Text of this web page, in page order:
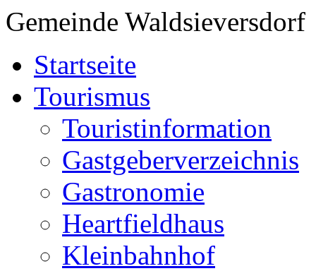
Gemeinde Waldsieversdorf
Startseite
Tourismus
Touristinformation
Gastgeberverzeichnis
Gastronomie
Heartfieldhaus
Kleinbahnhof